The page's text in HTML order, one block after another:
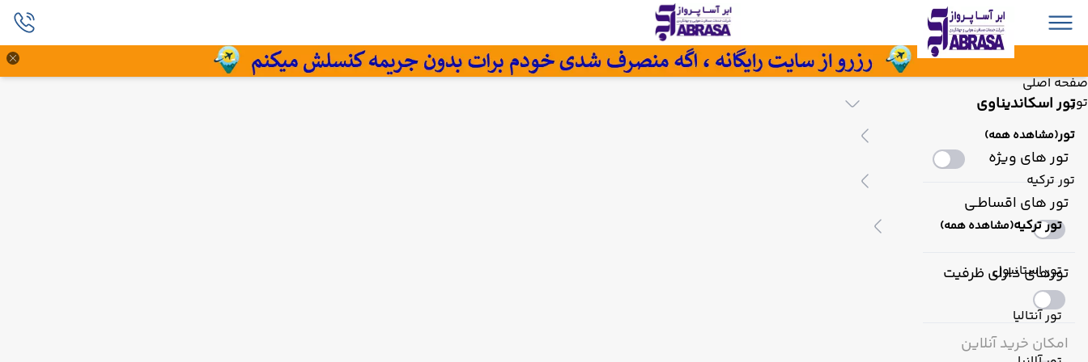
صفحه اصلی
تور
تور(مشاهده همه)
تور ترکیه
تور ترکیه(مشاهده همه)
تور استانبول
تور آنتالیا
تور اسکاندیناوی
تور های ویژه
تور های اقساطـی
تورهای دارای ظرفیت
امکان خرید آنلاین